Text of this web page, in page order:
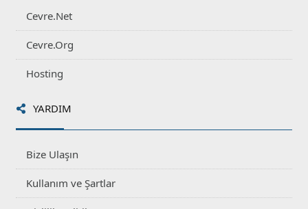
Cevre.Net
Cevre.Org
Hosting
YARDIM
Bize Ulaşın
Kullanım ve Şartlar